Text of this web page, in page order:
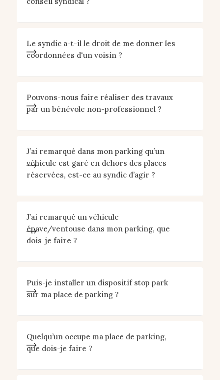
Le syndic a-t-il le droit de me donner les
coordonnées d'un voisin ?
Pouvons-nous faire réaliser des travaux
par un bénévole non-professionnel ?
J’ai remarqué dans mon parking qu’un
véhicule est garé en dehors des places
réservées, est-ce au syndic d’agir ?
J’ai remarqué un véhicule
épave/ventouse dans mon parking, que
dois-je faire ?
Puis-je installer un dispositif stop park
sur ma place de parking ?
Quelqu’un occupe ma place de parking,
que dois-je faire ?